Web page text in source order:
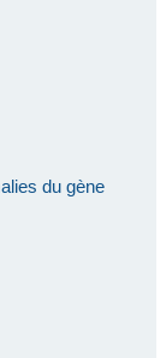
du gène